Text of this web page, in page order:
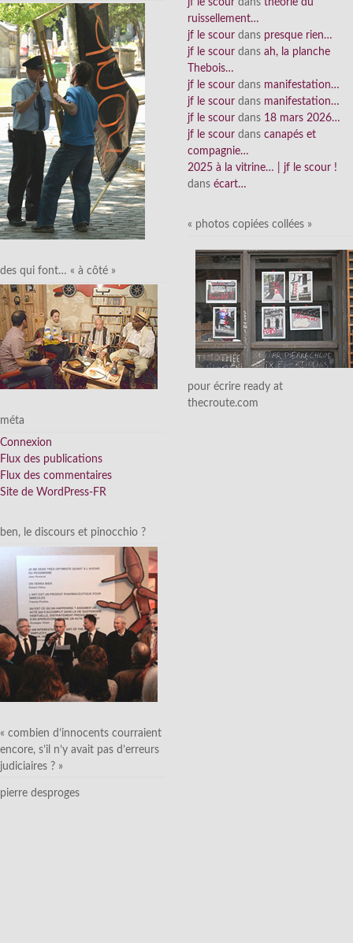
des qui font… « à côté »
méta
Connexion
Flux des publications
Flux des commentaires
Site de WordPress-FR
ben, le discours et pinocchio ?
« combien d’innocents courraient
encore, s’il n’y avait pas d’erreurs
judiciaires ? »
pierre desproges
jf le scour dans théorie du
ruissellement…
jf le scour dans presque rien…
jf le scour dans ah, la planche
Thebois…
jf le scour dans manifestation…
jf le scour dans manifestation…
jf le scour dans 18 mars 2026…
jf le scour dans canapés et
compagnie…
2025 à la vitrine… | jf le scour !
dans écart…
« photos copiées collées »
pour écrire ready at
thecroute.com